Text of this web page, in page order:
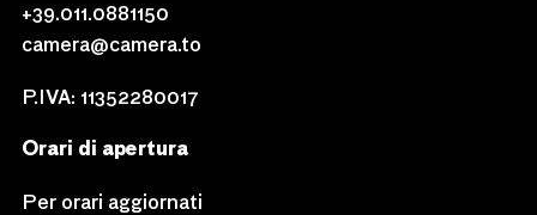
+39.011.0881150
camera@camera.to
P.IVA: 11352280017
Orari di apertura
Per orari aggiornati